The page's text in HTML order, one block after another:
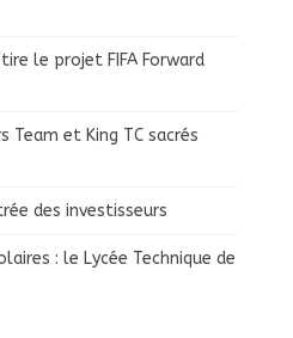
le projet FIFA Forward
Team et King TC sacrés
des investisseurs
: le Lycée Technique de